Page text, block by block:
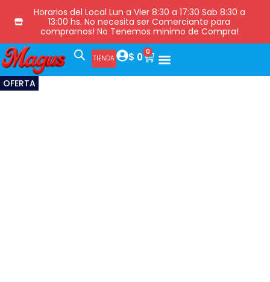
Horarios del Local Lun a Vier 8:30 a 17:30 Sab 8:30 a
13:00 hs. No necesita ser Comerciante para
comprarnos! No Tenemos minimo de Compra!
TIENDA $ 0 0
OFERTA